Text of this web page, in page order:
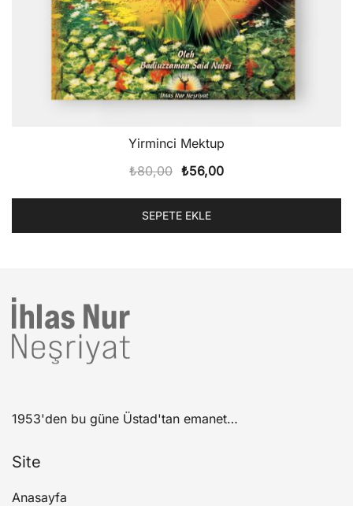
Yirminci Mektup
₺80,00 Orijinal
₺80,00.
₺56,00Şu
₺56,00.
SEPETE EKLE
1953'den bu güne Üstad'tan emanet…
Site
Anasayfa